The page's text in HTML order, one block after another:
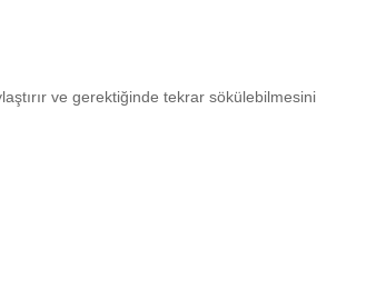
ve gerektiğinde tekrar sökülebilmesini